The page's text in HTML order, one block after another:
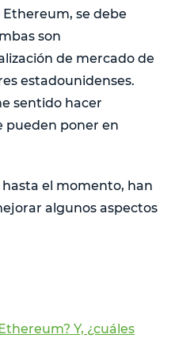
se debe
son
de mercado de
estadounidenses.
sentido hacer
pueden poner en
hasta el momento, han
algunos aspectos
Y, ¿cuáles